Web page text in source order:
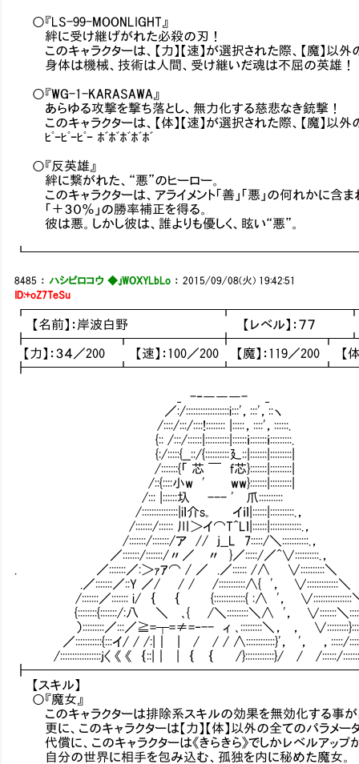
○『LS-99-MOONLIGHT』
絆に受け継げがれた必殺の刃！
このキャラクターは、【力】【速】が選択された際、【魔】以
身体は機械、技術は人間、受け継いだ魂は不屈の英雄！
○『WG-1-KARASAWA』
あらゆる攻撃を撃ち落とし、無力化する慈悲なき銃撃！
このキャラクターは、【体】【速】が選択された際、【魔】以
ﾋﾟｰﾋﾟｰﾋﾟｰ ﾎﾞﾎﾞﾎﾞﾎﾞﾎﾞ
○『反英雄』
絆に繋がれた、“悪”のヒーロー。
このキャラクターは、アライメント「善」「悪」の何れかに含ま
「＋３０％」の勝率補正を得る。
彼は悪。しかし彼は、誰よりも優しく、眩い“悪”。
8485 ： ハシビロコウ ◆.jWOXYLbLo ：2015/09/08(火) 19:42:51
ID:+oZ7TeSu
【名前】：岸波白野 【レベル】：７７ 【アラ
【力】：３４／200 【速】：100／200 【魔】：119／200 【体
_ -‐―――- _
／:/::::::::::::::::::i:::'，:::'，::ヽ
/::::/:::/::::!:::::::: |:::::，::::'，::::::.
{:: /:::/::::::|::::::::::|::::::ｉ:::::::ｉ:::::::::.
{:/:::::{__::/{::::::::::廴::|:::::::|:::::::::|
/:::::::{「 芯 ￣ f芯}:::::::|:::::::::|
/::{::::小w ' ww}:::::::|:::::::::|
/::: |::::::圦 --- ' 爪::::::::::Ⅵ
/:::::::::::::::|iｌ介s｡ イｉｌ|::::::|::::::::::.，
/:::::::/:::::: 川＞イ⌒T^Lｌ|::::::|:::::::::::::.，
/:::::::/:::::::/ア // j__L 7:::::/＼:::::::::::.，
／:::::::/:::::::/〃／ 〃 }／:::::/／^∨::::::::::.，
. ／:::::::／:＞ｧｱ⌒ / ／ .／:::::: /∧ ∨::::::::::＼
.／:::::::／::Y ／/ / / /:::::::::::∧{ '， ∨:::::::::::::＼
/:::::::／::::::: i/ ｛ ｛ {:::::::::::::{ :∧ '， ∨::::::::::::::::
{::::::::{:::::::/:八 ＼ ､{ /＼:::::::::＼∧ '， ∨:::::::＼
）:::::::::／:::／≧=┬=≠=‐-- ィ ､:::::::::＼， ，
／:::::::::::{:::イ/ / /:|｜ | / / / ∧::::::::::::}'， '， ，:::::/
/:::::::::::::::::j〈 《 《 ｛::|｜ | ｛ ｛ /}::::::::::::}/ / /::::::/
【スキル】
○『魔女』
このキャラクターは排除系スキルの効果を無効化する事が
更に、このキャラクターは【力】【体】以外の全てのパラメータ
代償に、このキャラクターは《きらきら》でしかレベルアップ
自分の世界に相手を包み込む、孤独を内に秘めた魔女。